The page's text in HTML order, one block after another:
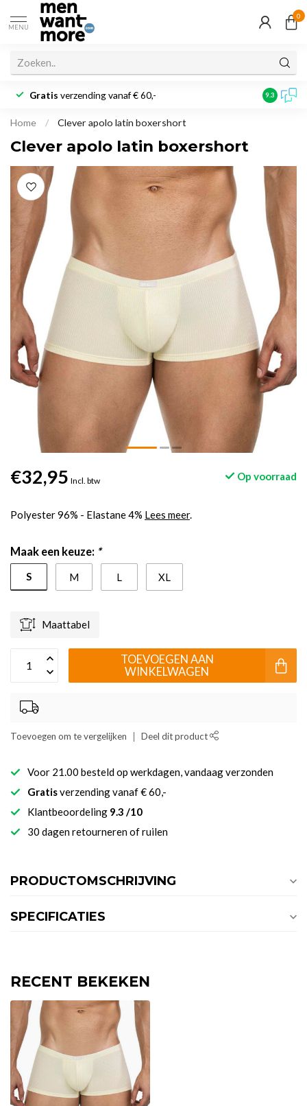
MENU
0
Gratis verzending vanaf € 60,- 9.3
Home / Clever apolo latin boxershort
Clever apolo latin boxershort
€32,95 Incl. btw Op voorraad
Polyester 96% - Elastane 4% Lees meer.
Maak een keuze: *
S M L XL
Maattabel
TOEVOEGEN AAN
WINKELWAGEN
Toevoegen om te vergelijken Deel dit product
Voor 21.00 besteld op werkdagen, vandaag verzonden
Gratisverzending vanaf € 60,-
Klantbeoordeling 9.3 /10
30 dagen retourneren of ruilen
PRODUCTOMSCHRIJVING
SPECIFICATIES
RECENT BEKEKEN